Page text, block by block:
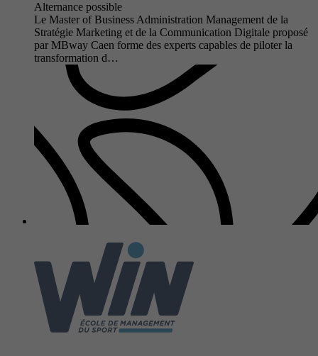
Alternance possible
Le Master of Business Administration Management de la
Stratégie Marketing et de la Communication Digitale proposé
par MBway Caen forme des experts capables de piloter la
transformation d…